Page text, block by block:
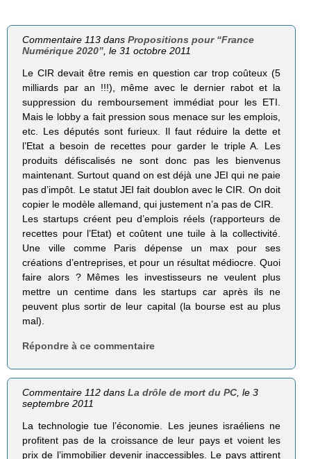
Commentaire 113 dansPropositions pour “France
Numérique 2020”, le 31 octobre 2011
Le CIR devait être remis en question car trop coûteux (5
milliards par an !!!), même avec le dernier rabot et la
suppression du remboursement immédiat pour les ETI.
Mais le lobby a fait pression sous menace sur les emplois,
etc. Les députés sont furieux. Il faut réduire la dette et
l’Etat a besoin de recettes pour garder le triple A. Les
produits défiscalisés ne sont donc pas les bienvenus
maintenant. Surtout quand on est déjà une JEI qui ne paie
pas d’impôt. Le statut JEI fait doublon avec le CIR. On doit
copier le modèle allemand, qui justement n’a pas de CIR.
Les startups créent peu d’emplois réels (rapporteurs de
recettes pour l’Etat) et coûtent une tuile à la collectivité.
Une ville comme Paris dépense un max pour ses
créations d’entreprises, et pour un résultat médiocre. Quoi
faire alors ? Mêmes les investisseurs ne veulent plus
mettre un centime dans les startups car après ils ne
peuvent plus sortir de leur capital (la bourse est au plus
mal).
Répondre à ce commentaire
Commentaire 112 dansLa drôle de mort du PC , le 3
septembre 2011
La technologie tue l’économie. Les jeunes israéliens ne
profitent pas de la croissance de leur pays et voient les
prix de l’immobilier devenir inaccessibles. Le pays attirent